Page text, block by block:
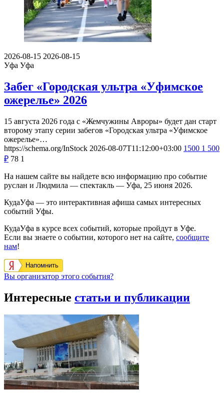
2026-08-15 2026-08-15
Уфа Уфа
Забег «Городская ультра «Уфимское
ожерелье» 2026
15 августа 2026 года с «Жемчужины Авроры» будет дан старт
второму этапу серии забегов «Городская ультра «Уфимское
ожерелье»…
https://schema.org/InStock 2026-08-07T11:12:00+03:00 1500 1 500
₽ 78 1
На нашем сайте вы найдете всю информацию про событие
руслан и Людмила — спектакль — Уфа, 25 июня 2026.
КудаУфа — это интерактивная афиша самых интересных
событий Уфы.
КудаУфа в курсе всех событий, которые пройдут в Уфе.
Если вы знаете о событии, которого нет на сайте, сообщите
нам!
Напомнить
Вы организатор этого события?
Интересные статьи и публикации